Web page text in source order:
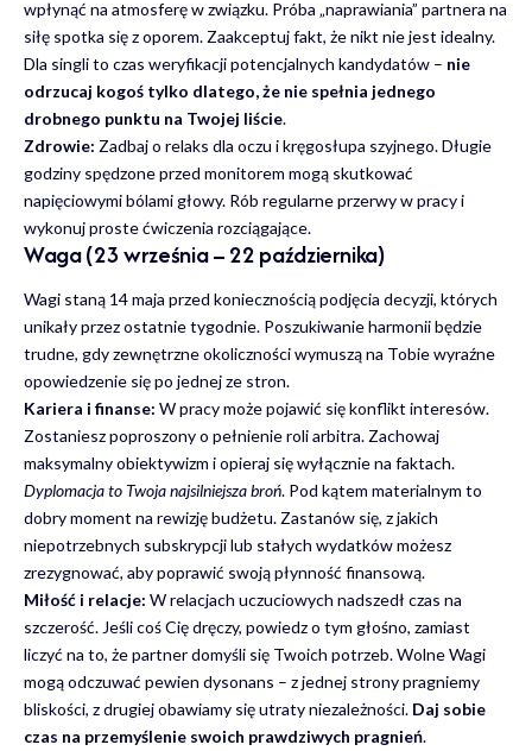
wpłynąć na atmosferę w związku. Próba „naprawiania” partnera na
siłę spotka się z oporem. Zaakceptuj fakt, że nikt nie jest idealny.
Dla singli to czas weryfikacji potencjalnych kandydatów – nie
odrzucaj kogoś tylko dlatego, że nie spełnia jednego
drobnego punktu na Twojej liście.
Zdrowie: Zadbaj o relaks dla oczu i kręgosłupa szyjnego. Długie
godziny spędzone przed monitorem mogą skutkować
napięciowymi bólami głowy. Rób regularne przerwy w pracy i
wykonuj proste ćwiczenia rozciągające.
Waga (23 września – 22 października)
Wagi staną 14 maja przed koniecznością podjęcia decyzji, których
unikały przez ostatnie tygodnie. Poszukiwanie harmonii będzie
trudne, gdy zewnętrzne okoliczności wymuszą na Tobie wyraźne
opowiedzenie się po jednej ze stron.
Kariera i finanse: W pracy może pojawić się konflikt interesów.
Zostaniesz poproszony o pełnienie roli arbitra. Zachowaj
maksymalny obiektywizm i opieraj się wyłącznie na faktach.
Dyplomacja to Twoja najsilniejsza broń. Pod kątem materialnym to
dobry moment na rewizję budżetu. Zastanów się, z jakich
niepotrzebnych subskrypcji lub stałych wydatków możesz
zrezygnować, aby poprawić swoją płynność finansową.
Miłość i relacje: W relacjach uczuciowych nadszedł czas na
szczerość. Jeśli coś Cię dręczy, powiedz o tym głośno, zamiast
liczyć na to, że partner domyśli się Twoich potrzeb. Wolne Wagi
mogą odczuwać pewien dysonans – z jednej strony pragniemy
bliskości, z drugiej obawiamy się utraty niezależności. Daj sobie
czas na przemyślenie swoich prawdziwych pragnień.